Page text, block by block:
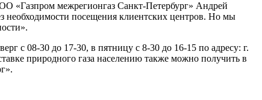
«Газпром межрегионгаз Санкт-Петербург» Андрей
посещения клиентских центров. Но мы
с 08-30 до 17-30, в пятницу с 8-30 до 16-15 по адресу: г.
природного газа населению также можно получить в